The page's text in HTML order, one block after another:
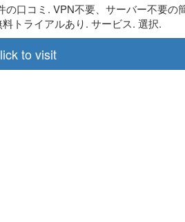
口コミ. VPN不要、サーバー不要の
トライアルあり. サービス. 選択.
to visit